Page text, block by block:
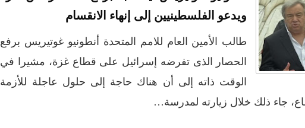
ويدعو الفلسطينيين إلى إنهاء الانقسام
طالب الأمين العام للامم المتحدة أنطونيو غوتيريس برفع
الحصار الذى تفرضه إسرائيل على قطاع غزة، مشيرا في
الوقت ذاته إلى أن هناك حاجة إلى حلول عاجلة للأزمة
جاء ذلك خلال زيارته لمدرسة…